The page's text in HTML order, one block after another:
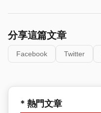
分享這篇文章
Facebook Twitter
* 熱門文章